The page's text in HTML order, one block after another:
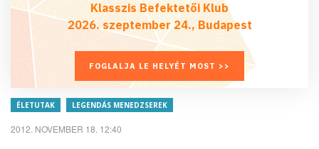
Klasszis Befektetői Klub
2026. szeptember 24., Budapest
FOGLALJA LE HELYÉT MOST >>
ÉLETUTAK LEGENDÁS MENEDZSEREK
2012. NOVEMBER 18. 12:40